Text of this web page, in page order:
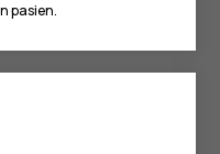
pasien.